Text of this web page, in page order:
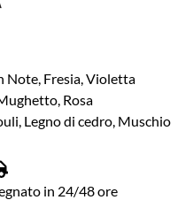
Note, Fresia, Violetta
Rosa
Legno di cedro, Muschio
in 24/48 ore